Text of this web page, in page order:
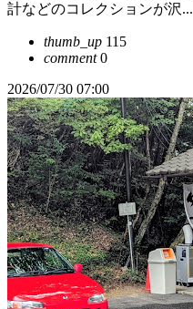
計などのコレクションが沢...
thumb_up 115
comment0
2026/07/30 07:00